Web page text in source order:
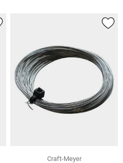
Craft-Meyer